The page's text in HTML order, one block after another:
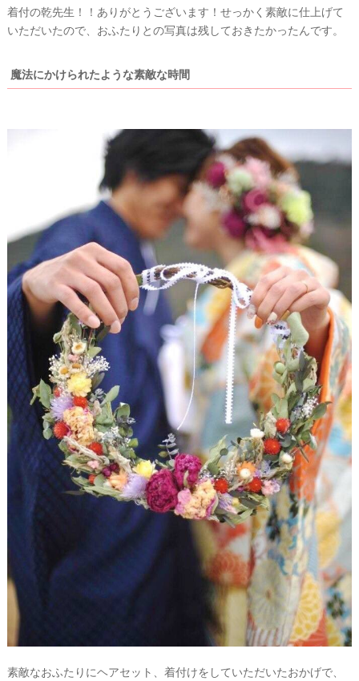
着付の乾先生！！ありがとうございます！せっかく素敵に仕上げて
いただいたので、おふたりとの写真は残しておきたかったんです。
魔法にかけられたような素敵な時間
素敵なおふたりにヘアセット、着付けをしていただいたおかげで、